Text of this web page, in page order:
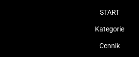
START
Kategorie
Cennik